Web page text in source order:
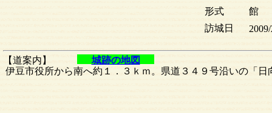
城跡の地図
【道案内】
形式
館
訪城日
伊豆市役所から南へ約１．３ｋｍ。県道３４９号沿いの「